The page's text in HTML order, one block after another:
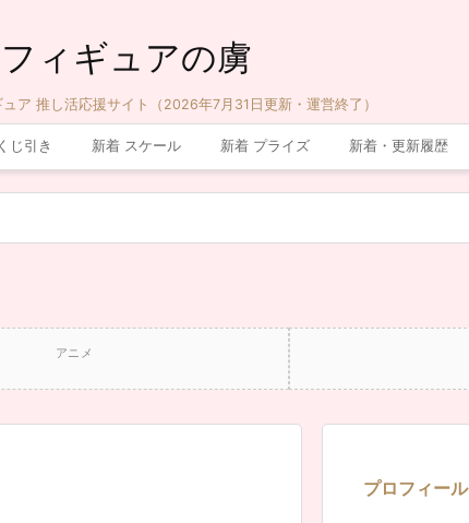
ィギュアの虜
ア 推し活応援サイト（2026年7月31日更新・運営終了）
じ引き 新着 スケール 新着 プライズ 新着・更新履歴
アニメ
プロフィール